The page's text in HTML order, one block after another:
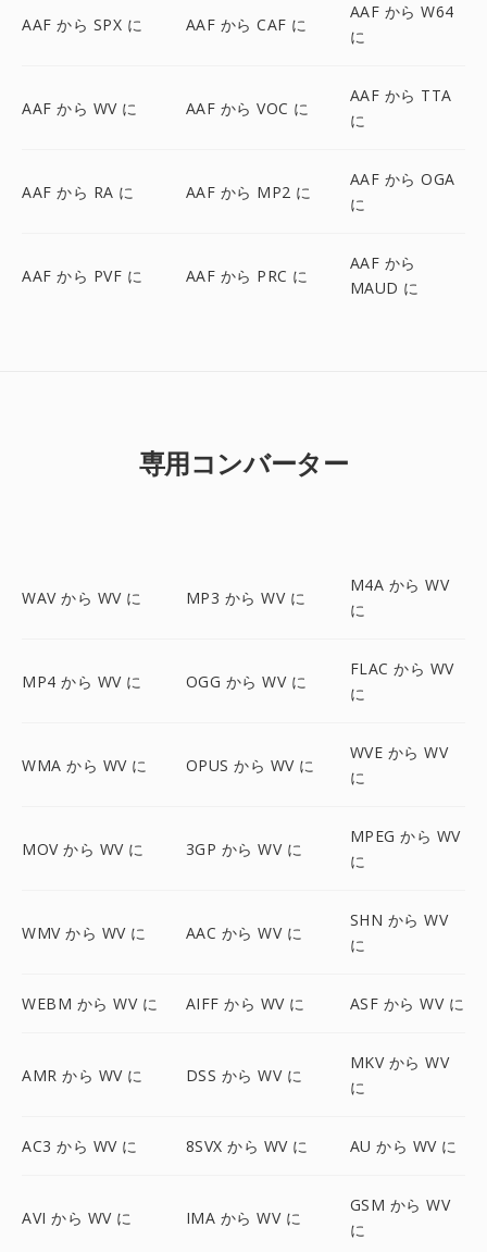
AAF から SPX に AAF から CAF に
AAF から W64
に
AAF から WV に AAF から VOC に
AAF から TTA
に
AAF から RA に AAF から MP2 に
AAF から OGA
に
AAF から PVF に AAF から PRC に
AAF から
MAUD に
専用コンバーター
WAV から WV に MP3 から WV に
M4A から WV
に
MP4 から WV に OGG から WV に
FLAC から WV
に
WMA から WV に OPUS から WV に
WVE から WV
に
MOV から WV に 3GP から WV に
MPEG から WV
に
WMV から WV に AAC から WV に
SHN から WV
に
WEBM から WV に AIFF から WV に ASF から WV に
AMR から WV に DSS から WV に
MKV から WV
に
AC3 から WV に 8SVX から WV に AU から WV に
AVI から WV に IMA から WV に
GSM から WV
に